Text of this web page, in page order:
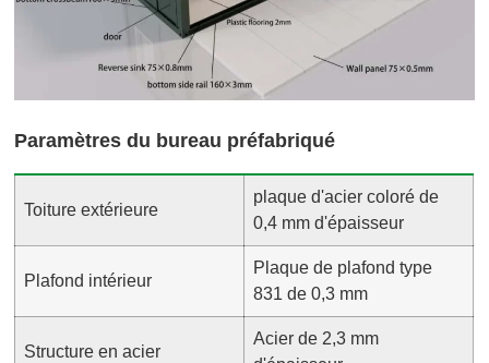
Paramètres du bureau préfabriqué
Toiture extérieure
plaque d'acier coloré de
0,4 mm d'épaisseur
Plafond intérieur
Plaque de plafond type
831 de 0,3 mm
Structure en acier
Acier de 2,3 mm